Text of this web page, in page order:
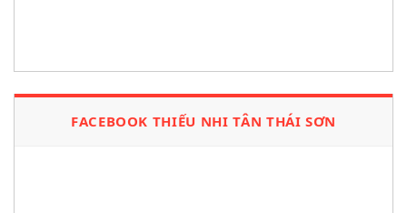
FACEBOOK THIẾU NHI TÂN THÁI SƠN